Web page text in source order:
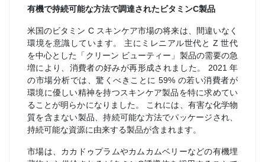
有機で持続可能な方法で調達されたビタミンC製品
米国のビタミン C スキンケア市場の将来は、間違いなく
環境を意識しています。 主にミレニアル世代と Z 世代
を中心とした「クリーン ビューティー」製品の需要の急
増により、消費者の好みが再形成されました。 2021 年
の市場分析では、驚くべきことに 59% の若い消費者が
環境に優しい精神を持つスキンケア製品を特に求めてい
ることが明らかになりました。 これには、有害な化学物
質を含まない製品、持続可能な方法でパッケージされ、
持続可能な資源に由来する製品が含まれます。
市場は、カカドゥプラムやカムカムベリーなどの有機埋